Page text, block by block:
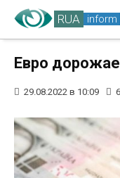
RUA inform
Евро
29.08.2022 в 10:09